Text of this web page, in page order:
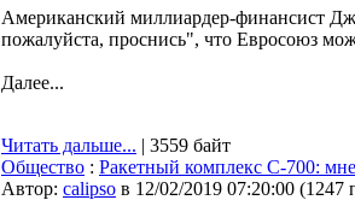
Aмериканский миллиардер-финансист
пожалуйста, проснись", что Евросоюз
Далее...
Читать дальше... | 3559 байт
Общество : Ракетный комплекс С-700:
Автор: calipso в 12/02/2019 07:20:00 (1247